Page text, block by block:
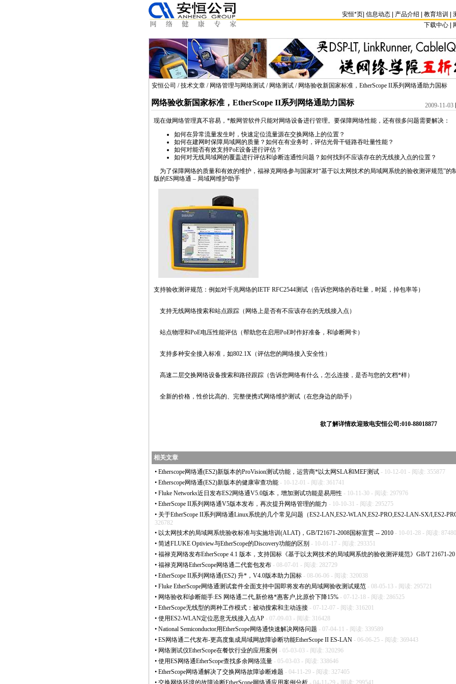
安恒*页 信息动态 产品介绍 教育培训
下载中心 |
安恒公司 /技术文章 / 网络管理与网络测试 / 网络测试 / 网络验收新国家标准，EtherScope II系列网络通助力国标
2009-11-03
网络验收新国家标准，EtherScope II系列网络通助力国标
现在做网络管理真不容易， *般网管软件只能对网络设备进行管理。要保障网络性能，还有很多问题需要解决：
如何在异常流量发生时，快速定位流量源在交换网络上的位置？
如何在建网时保障局域网的质量？如何在有业务时，评估光骨干链路吞吐量性能？
如何对能否有效支持PoE设备进行评估？
如何对无线局域网的覆盖进行评估和诊断连通性问题？如何找到不应该存在的无线接入点的位置？
为了保障网络的质量和有效的维护，福禄克网络参与国家对“基于以太网技术的局域网系统的验收测评规范”的
版的ES网络通 – 局域网维护助手
支持验收测评规范：例如对千兆网络的IETF RFC2544测试（告诉您网络的吞吐量，时延，掉包率等）
支持无线网络搜索和站点跟踪（网络上是否有不应该存在的无线接入点）
站点物理和PoE电压性能评估（帮助您在启用PoE时作好准备，和诊断网卡）
支持多种安全接入标准，如802.1X（评估您的网络接入安全性）
高速二层交换网络设备搜索和路径跟踪（告诉您网络有什么，怎么连接，是否与您的文档*样）
全新的价格，性价比高的、完整便携式网络维护测试（在您身边的助手）
欲了解详情欢迎致电安恒公司:010-88018877
相关文章
• Etherscope网络通(ES2)新版本的ProVision测试功能，运营商*以太网SLA和MEF测试 - 10-12-01 - 阅读: 355877
• Etherscope网络通(ES2)新版本的健康审查功能 - 10-12-01 - 阅读: 361741
• Fluke Networks近日发布ES2网络通V5.0版本，增加测试功能是易用性 - 10-11-30 - 阅读: 297976
• EtherScope II系列网络通V5版本发布，再次提升网络管理的能力 - 10-10-31 - 阅读: 295275
• 关于EtherScope II系列网络通Linux系统的几个常见问题（ES2-LAN,ES2-WLAN,ES2-PRO,ES2-LAN-SX/I,ES2-
326782
• 以太网技术的局域网系统验收标准与实施培训(ALAT)，GB/T21671-2008国标宣贯 -- 2010 - 10-01-28 - 阅读:
• 简述FLUKE Optiview与EtherScope的Discovery功能的区别 - 10-01-17 - 阅读: 293351
• 福禄克网络发布EtherScope 4.1 版本，支持国标《基于以太网技术的局域网系统的验收测评规范》GB/T 21671-20
• 福禄克网络EtherScope网络通二代套包发布 - 08-07-01 - 阅读: 282729
• EtherScope II系列网络通(ES2) 升* ，V4.0版本助力国标 - 08-06-06 - 阅读: 320038
• Fluke EtherScope网络通测试套件全面支持中国即将发布的局域网验收测试规范 - 08-05-13 - 阅读: 295721
• 网络验收和诊断能手:ES 网络通二代,新价格*惠客户,比原价下降15% - 07-12-18 - 阅读: 286525
• EtherScope无线型的两种工作模式：被动搜索和主动连接 - 07-12-07 - 阅读: 316201
• 使用ES2-WLAN定位恶意无线接入点AP - 07-09-03 - 阅读: 316428
• National Semiconductor用EtherScope网络通快速解决网络问题 - 07-04-11 - 阅读: 339589
• ES网络通二代发布-更高度集成局域网故障诊断功能EtherScope II ES-LAN - 06-06-25 - 阅读: 369443
• 网络测试仪EtherScope在餐饮行业的应用案例 - 05-03-03 - 阅读: 320296
• 使用ES网络通EtherScope查找多余网络流量 - 05-03-03 - 阅读: 338646
• EtherScope网络通解决了交换网络故障诊断难题 - 04-11-29 - 阅读: 327405
• 交换网络环境的故障诊断EtherScope网络通应用案例分析 - 04-11-29 - 阅读: 299541